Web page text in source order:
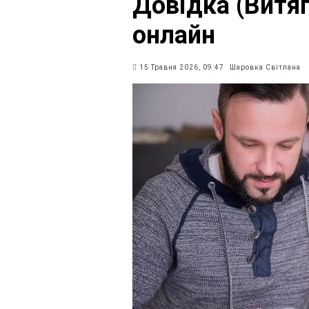
онлайн
15 Травня 2026, 09:47 Шаровка Світлана